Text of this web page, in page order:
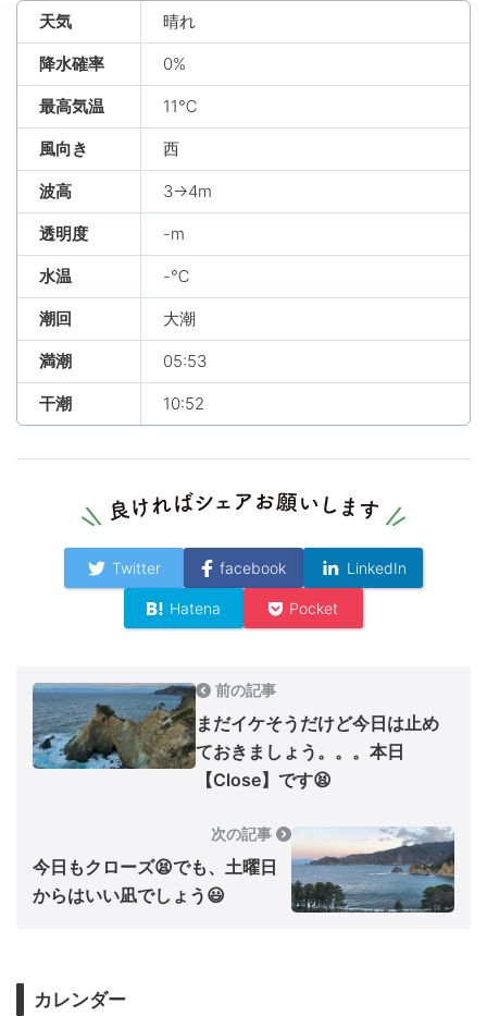
天気 晴れ
降水確率 0%
最高気温 11℃
風向き 西
波高 3→4m
透明度 -m
水温 -℃
潮回 大潮
満潮 05:53
干潮 10:52
Twitter facebook LinkedIn
Hatena Pocket
前の記事
まだイケそうだけど今日は止め
ておきましょう。。。本日
【Close】です😫
次の記事
今日もクローズ😫でも、土曜日
からはいい凪でしょう😃
カレンダー